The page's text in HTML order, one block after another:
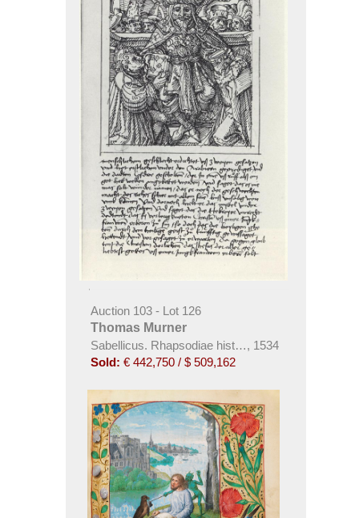
Auction 103 - Lot 126
Thomas Murner
Sabellicus. Rhapsodiae historiarum enneades.
, 1534
Sold: € 442,750 / $ 509,162